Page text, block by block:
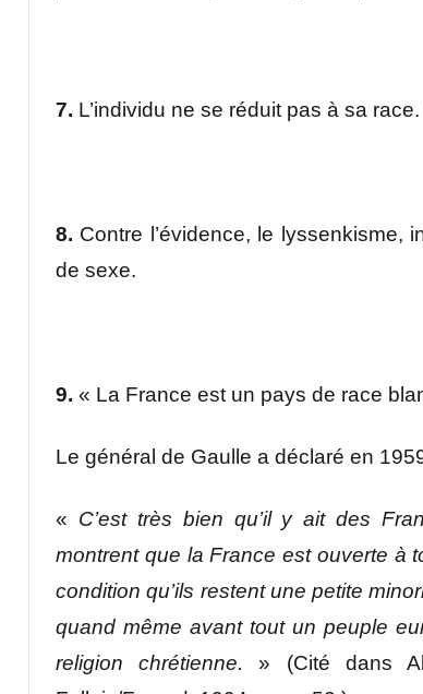
7. L’individu ne se réduit pas à sa
8. Contre l’évidence, le lyssenkisme,
de sexe.
9. « La France est un pays de race
Le général de Gaulle a déclaré en
« C’est très bien qu’il y ait des
montrent que la France est ouverte à
condition qu’ils restent une petite
quand même avant tout un peuple
religion chrétienne.
» (Cité dans